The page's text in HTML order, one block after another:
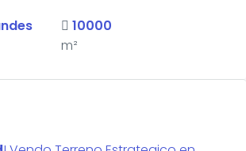
10000
m²